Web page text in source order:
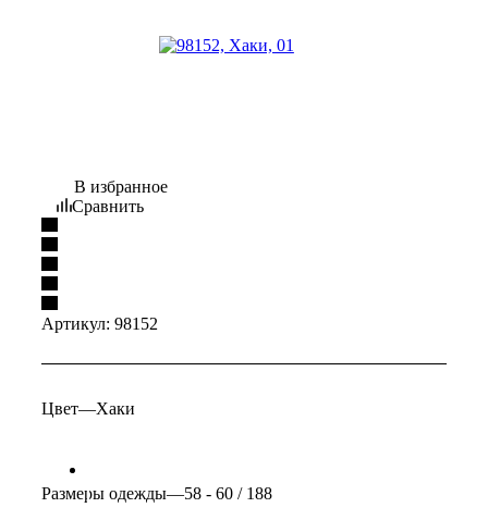
В избранное
Сравнить
Артикул: 98152
Цвет—Хаки
Размеры одежды—58 - 60 / 188